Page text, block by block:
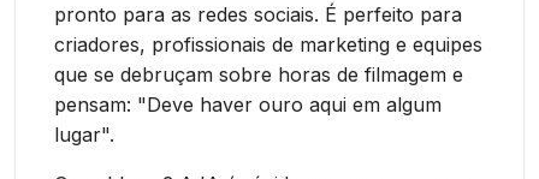
pronto para as redes sociais. É perfeito para
criadores, profissionais de marketing e equipes
que se debruçam sobre horas de filmagem e
pensam: "Deve haver ouro aqui em algum
lugar".